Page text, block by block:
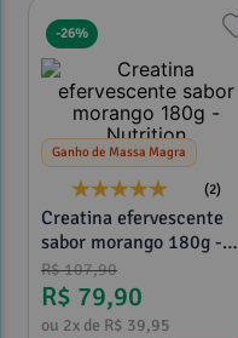
-26%
Ganho de Massa Magra
(2)
Creatina efervescente
sabor morango 180g -
Nutrition
R$107,90
R$ 79,90
ou 2x de R$ 39,95